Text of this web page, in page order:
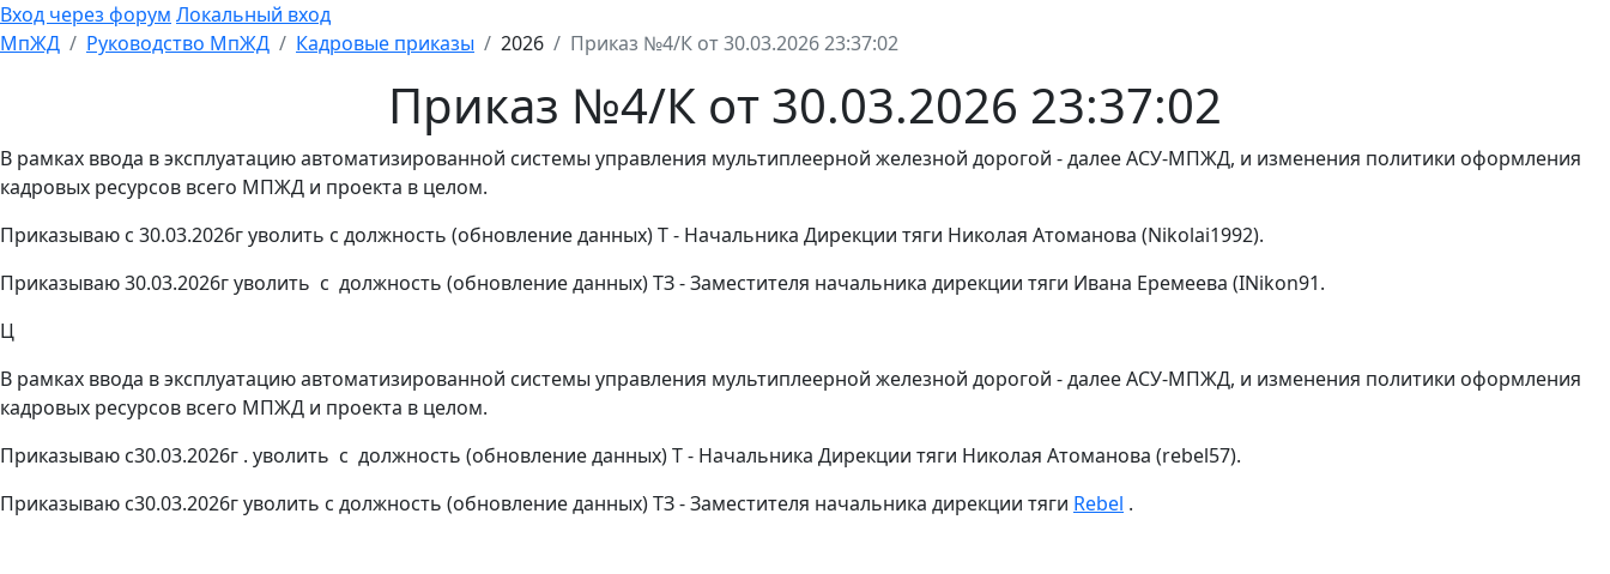
Вход через форум Локальный вход
МпЖД
Руководство МпЖД Кадровые приказы 2026 Приказ №4/К от 30.03.2026 23:37:02
Приказ №4/К от 30.03.2026 23:37:02
В рамках ввода в эксплуатацию автоматизированной системы управления мультиплеерной железной дорогой - далее АСУ-МПЖД, и изменения политики оформления
кадровых ресурсов всего МПЖД и проекта в целом.
Приказываю с 30.03.2026г уволить с должность (обновление данных) Т - Начальника Дирекции тяги Николая Атоманова (Nikolai1992).
Приказываю 30.03.2026г уволить с должность (обновление данных) ТЗ - Заместителя начальника дирекции тяги Ивана Еремеева (INikon91.
Ц
В рамках ввода в эксплуатацию автоматизированной системы управления мультиплеерной железной дорогой - далее АСУ-МПЖД, и изменения политики оформления
кадровых ресурсов всего МПЖД и проекта в целом.
Приказываю с30.03.2026г . уволить с должность (обновление данных) Т - Начальника Дирекции тяги Николая Атоманова (rebel57).
Приказываю с30.03.2026г уволить с должность (обновление данных) ТЗ - Заместителя начальника дирекции тяги Rebel .